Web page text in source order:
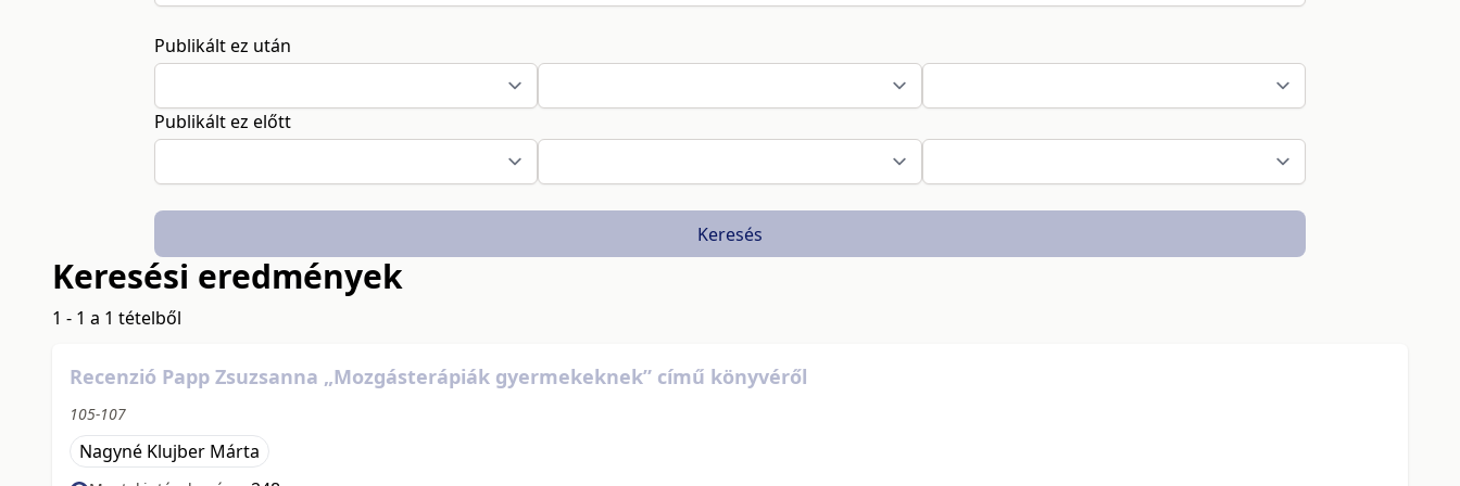
Publikált ez után
Publikált ez előtt
Keresés
Keresési eredmények
1 - 1 a 1 tételből
Recenzió Papp Zsuzsanna „Mozgásterápiák gyermekeknek” című könyvéről
105-107
Nagyné Klujber Márta